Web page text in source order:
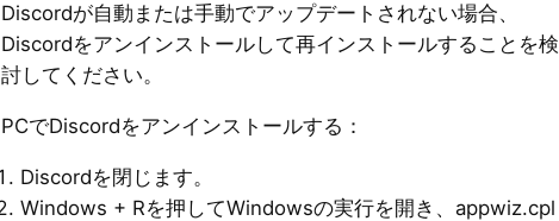
Discordが自動または手動でアップデートされない場合、
Discordをアンインストールして再インストールすることを検
討してください。
PCでDiscordをアンインストールする：
Discordを閉じます。
Windows + Rを押してWindowsの実行を開き、appwiz.cpl